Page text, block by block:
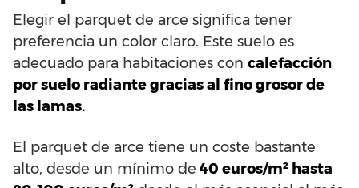
Elegir el parquet de arce significa tener
preferencia un color claro. Este suelo es
adecuado para habitaciones con calefacción
por suelo radiante gracias al fino grosor de
las lamas.
El parquet de arce tiene un coste bastante
alto, desde un mínimo de 40 euros/m² hasta